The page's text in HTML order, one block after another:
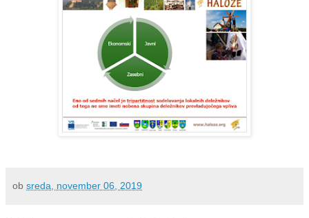
ob sreda, november 06, 2019